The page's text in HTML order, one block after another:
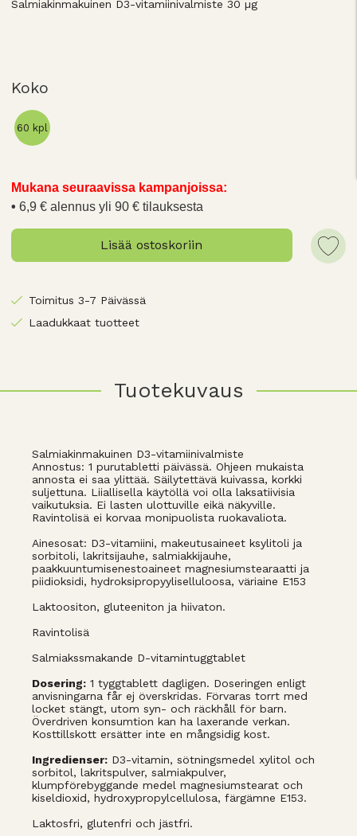
Salmiakinmakuinen D3-vitamiinivalmiste 30 µg
Koko
60 kpl
Mukana seuraavissa kampanjoissa:
6,9 € alennus yli 90 € tilauksesta
Lisää ostoskoriin
Toimitus 3-7 Päivässä
Laadukkaat tuotteet
Tuotekuvaus
Salmiakinmakuinen D3-vitamiinivalmiste
Annostus: 1 purutabletti päivässä. Ohjeen mukaista
annosta ei saa ylittää. Säilytettävä kuivassa, korkki
suljettuna. Liiallisella käytöllä voi olla laksatiivisia
vaikutuksia. Ei lasten ulottuville eikä näkyville.
Ravintolisä ei korvaa monipuolista ruokavaliota.
Ainesosat: D3-vitamiini, makeutusaineet ksylitoli ja
sorbitoli, lakritsijauhe, salmiakkijauhe,
paakkuuntumisenestoaineet magnesiumstearaatti ja
piidioksidi, hydroksipropyyliselluloosa, väriaine E153
Laktoositon, gluteeniton ja hiivaton.
Ravintolisä
Salmiakssmakande D-vitamintuggtablet
Dosering: 1 tyggtablett dagligen. Doseringen enligt
anvisningarna får ej överskridas. Förvaras torrt med
locket stängt, utom syn- och räckhåll för barn.
Överdriven konsumtion kan ha laxerande verkan.
Kosttillskott ersätter inte en mångsidig kost.
Ingredienser: D3-vitamin, sötningsmedel xylitol och
sorbitol, lakritspulver, salmiakpulver,
klumpförebyggande medel magnesiumstearat och
kiseldioxid, hydroxypropylcellulosa, färgämne E153.
Laktosfri, glutenfri och jästfri.